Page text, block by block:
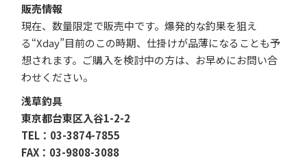
販売情報
現在、数量限定で販売中です。爆発的な釣果を狙え
る“Xday”目前のこの時期、仕掛けが品薄になることも予
想されます。ご購入を検討中の方は、お早めにお問い合
わせください。
浅草釣具
東京都台東区入谷1-2-2
TEL：03-3874-7855
FAX：03-9808-3088